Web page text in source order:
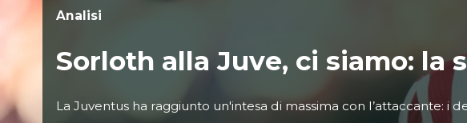
Analisi
Sorloth alla Juve, ci siamo: la
La Juventus ha raggiunto un'intesa di massima con l’attaccante: i